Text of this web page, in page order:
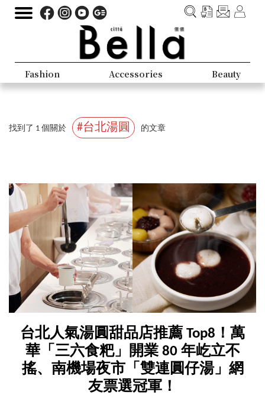
Fashion Accessories Beauty
找到了 1 個關於 #台北湯圓 的文章
台北人氣湯圓甜品店推薦 Top8！萬
華「三六食粑」開業 80 年屹立不
搖、南機場夜市「雙連圓仔湯」網
友票選冠軍！